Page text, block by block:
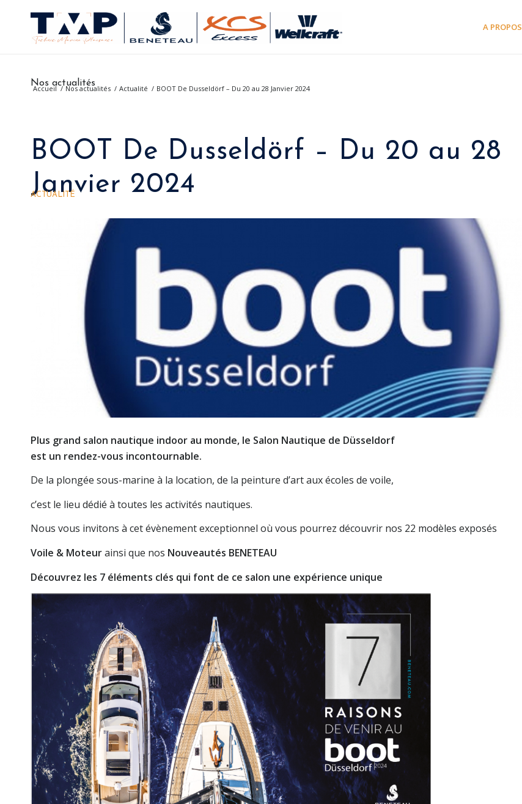
A PROPOS
Nos actualités
Accueil / Nos actualités / Actualité / BOOT De Dusseldörf – Du 20 au 28 Janvier 2024
BOOT De Dusseldörf – Du 20 au 28
Janvier 2024
ACTUALITÉ
Plus grand salon nautique indoor au monde, le Salon Nautique de Düsseldorf
est un rendez-vous incontournable.
De la plongée sous-marine à la location, de la peinture d’art aux écoles de voile,
c’est le lieu dédié à toutes les activités nautiques.
Nous vous invitons à cet évènement exceptionnel où vous pourrez découvrir nos 22 modèles exposés
Voile & Moteurainsi que nos Nouveautés BENETEAU
Découvrez les 7 éléments clés qui font de ce salon une expérience unique